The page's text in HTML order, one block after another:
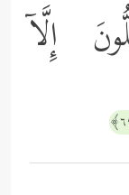
إِلَّاۤ